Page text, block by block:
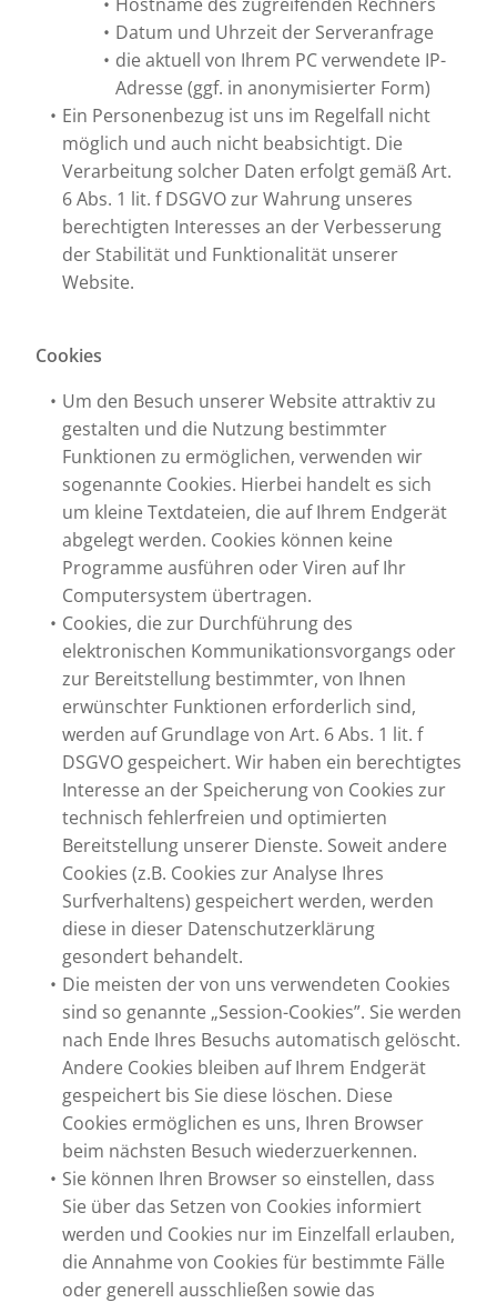
Datum und Uhrzeit der Serveranfrage
die aktuell von Ihrem PC verwendete IP-
Adresse (ggf. in anonymisierter Form)
Ein Personenbezug ist uns im Regelfall nicht
möglich und auch nicht beabsichtigt. Die
Verarbeitung solcher Daten erfolgt gemäß Art.
6 Abs. 1 lit. f DSGVO zur Wahrung unseres
berechtigten Interesses an der Verbesserung
der Stabilität und Funktionalität unserer
Website.
Cookies
Um den Besuch unserer Website attraktiv zu
gestalten und die Nutzung bestimmter
Funktionen zu ermöglichen, verwenden wir
sogenannte Cookies. Hierbei handelt es sich
um kleine Textdateien, die auf Ihrem Endgerät
abgelegt werden. Cookies können keine
Programme ausführen oder Viren auf Ihr
Computersystem übertragen.
Cookies, die zur Durchführung des
elektronischen Kommunikationsvorgangs oder
zur Bereitstellung bestimmter, von Ihnen
erwünschter Funktionen erforderlich sind,
werden auf Grundlage von Art. 6 Abs. 1 lit. f
DSGVO gespeichert. Wir haben ein berechtigtes
Interesse an der Speicherung von Cookies zur
technisch fehlerfreien und optimierten
Bereitstellung unserer Dienste. Soweit andere
Cookies (z.B. Cookies zur Analyse Ihres
Surfverhaltens) gespeichert werden, werden
diese in dieser Datenschutzerklärung
gesondert behandelt.
Die meisten der von uns verwendeten Cookies
sind so genannte „Session-Cookies”. Sie werden
nach Ende Ihres Besuchs automatisch gelöscht.
Andere Cookies bleiben auf Ihrem Endgerät
gespeichert bis Sie diese löschen. Diese
Cookies ermöglichen es uns, Ihren Browser
beim nächsten Besuch wiederzuerkennen.
Sie können Ihren Browser so einstellen, dass
Sie über das Setzen von Cookies informiert
werden und Cookies nur im Einzelfall erlauben,
die Annahme von Cookies für bestimmte Fälle
oder generell ausschließen sowie das